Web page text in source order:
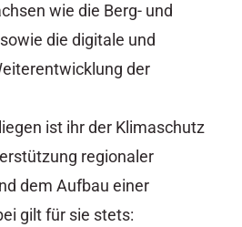
wie die Berg- und
die digitale und
der
ist ihr der Klimaschutz
regionaler
dem Aufbau einer
gilt für sie stets: